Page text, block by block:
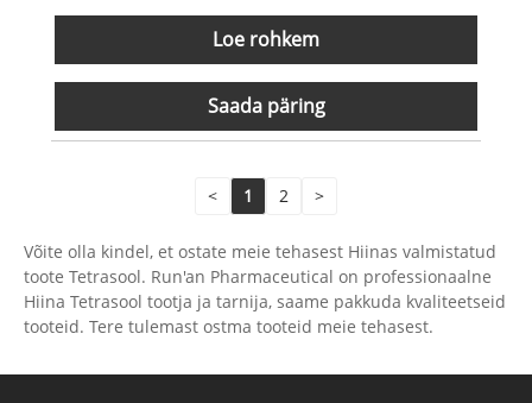
Loe rohkem
Saada päring
< 1 2 >
Võite olla kindel, et ostate meie tehasest Hiinas valmistatud
toote Tetrasool. Run'an Pharmaceutical on professionaalne
Hiina Tetrasool tootja ja tarnija, saame pakkuda kvaliteetseid
tooteid. Tere tulemast ostma tooteid meie tehasest.